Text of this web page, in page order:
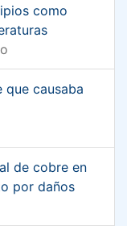
como
que causaba
de cobre en
por daños